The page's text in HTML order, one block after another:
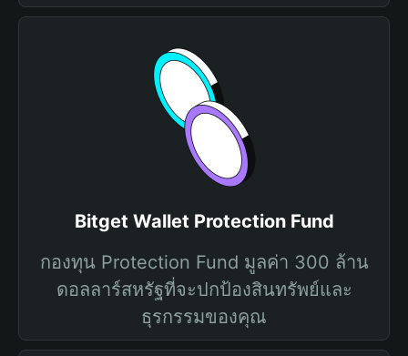
Bitget Wallet Protection Fund
กองทุน Protection Fund มูลค่า 300 ล้าน
ดอลลาร์สหรัฐที่จะปกป้องสินทรัพย์และ
ธุรกรรมของคุณ